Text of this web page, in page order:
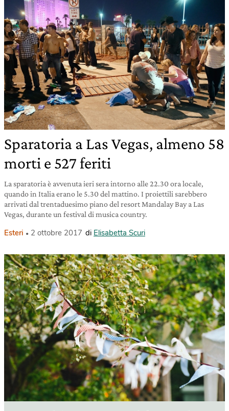
Sparatoria a Las Vegas, almeno 58
morti e 527 feriti
La sparatoria è avvenuta ieri sera intorno alle 22.30 ora locale,
quando in Italia erano le 5.30 del mattino. I proiettili sarebbero
arrivati dal trentaduesimo piano del resort Mandalay Bay a Las
Vegas, durante un festival di musica country.
Esteri 2 ottobre 2017 di Elisabetta Scuri